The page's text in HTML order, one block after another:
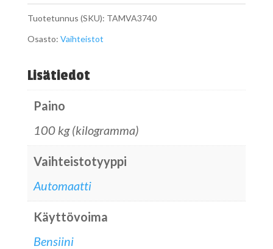
Tuotetunnus (SKU): TAMVA3740
Osasto: Vaihteistot
Lisätiedot
Paino
100 kg (kilogramma)
Vaihteistotyyppi
Automaatti
Käyttövoima
Bensiini